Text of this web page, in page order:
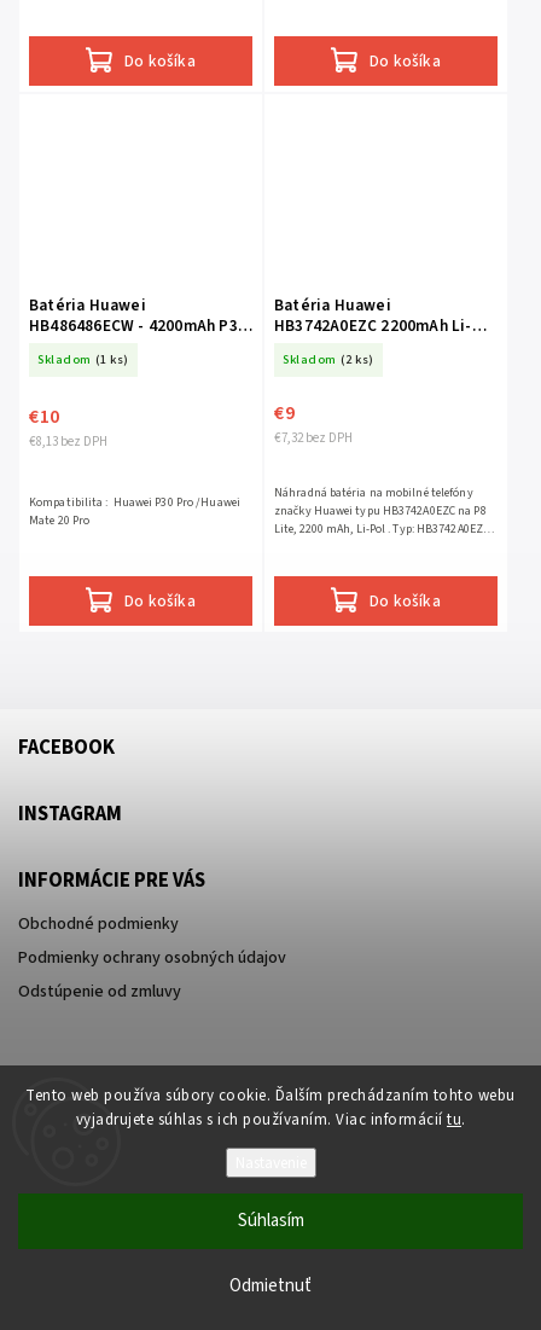
Tento web používa súbory cookie. Ďalším prechádzaním tohto webu
vyjadrujete súhlas s ich používaním. Viac informácií tu.
Odmietnuť
Súhlasím
Do košíka Do košíka
Batéria Huawei
HB486486ECW - 4200mAh P30
Skladom (1 ks)
€8,13 bez DPH
€10
Do košíka
Kompatibilita : Huawei P30 Pro /Huawei
Mate 20 Pro
Batéria Huawei
HB3742A0EZC 2200mAh Li-
Skladom (2 ks)
€7,32 bez DPH
€9
Do košíka
Náhradná batéria na mobilné telefóny
značky Huawei typu HB3742A0EZC na P8
Lite, 2200 mAh, Li-Pol . Typ: HB3742A0EZC
FACEBOOK
INSTAGRAM
INFORMÁCIE PRE VÁS
Obchodné podmienky
Podmienky ochrany osobných údajov
Odstúpenie od zmluvy
Shoptet| Design